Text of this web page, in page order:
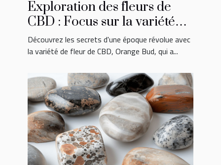
Exploration des fleurs de
CBD : Focus sur la variété
Orange Bud des années 80
Découvrez les secrets d'une époque révolue avec
la variété de fleur de CBD, Orange Bud, qui a...